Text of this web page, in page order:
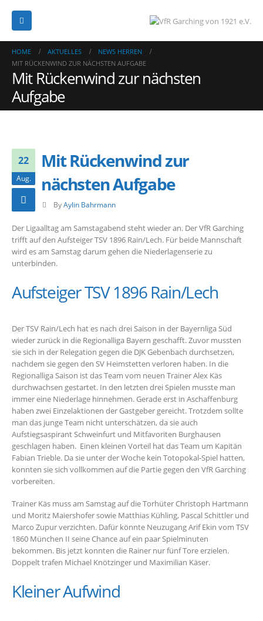
HOME AKTUELLES
NEWS HERREN
MIT RÜCKENWIND ZUR NÄCHSTEN AUFGABE
Mit Rückenwind zur nächsten
Aufgabe
22
Aug.
Mit Rückenwind zur
nächsten Aufgabe
By Aylin Bahrmann
Der Ligaalltag am Samstagabend steht wieder an. Der VfR Garching
trifft auf den Aufsteiger TSV 1896 Rain/Lech. Für beide Mannschaft
wird es am Samstag darum gehen die Niederlagenserie zu
unterbinden.
Aufsteiger TSV 1896 Rain/Lech
Der TSV Rain/Lech hat es nach drei Saison in der Bayernliga Süd
wieder zurück in die Regionalliga Bayern geschafft. Zuvor mussten
sie sich in der Relegation gegen die DJK Gebenbach durchsetzen,
nachdem sie gegen den SV Heimstetten verloren haben. In die
Regionalliga Saison ist das Team vom neuen Trainer Alex Käs
durchwachsen gestartet. In den letzten drei Spielen musste man
immer eine Niederlage hinnehmen. Gerade erst in Aschaffenburg
haben zwei Einzelaktionen der Gastgeber gereicht. Trotzdem sollte
man das junge Team nicht unterschätzen, da sie auch
Aufstiegsaspirant Schweinfurt und Mitfavoriten Burghausen
geschlagen haben. Einen kleinen Vorteil hat das Team um Kapitän
Fabian Trieble. Da sie unter der Woche kein Totopokal-Spiel hatten,
konnten sie sich vollkommen auf die Partie gegen den VfR Garching
vorbereiten.
Trainer Käs muss am Samstag auf die Torhüter Christoph Hartmann
und Moritz Maiershofer sowie Matthias Kühling, Pascal Schittler und
Marco Zupur verzichten. Dafür könnte Neuzugang Arif Ekin vom TSV
1860 München II seine Chance auf ein paar Spielminuten
bekommen. Bis jetzt konnten die Rainer nur fünf Tore erzielen.
Doppelt trafen Michael Knötzinger und Maximilian Käser.
Kleiner Aufwind